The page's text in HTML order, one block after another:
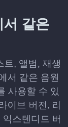
같은
트, 앨범, 재생
서 같은 음원
사용할 수 있
이브 버전, 리
스텐디드 버